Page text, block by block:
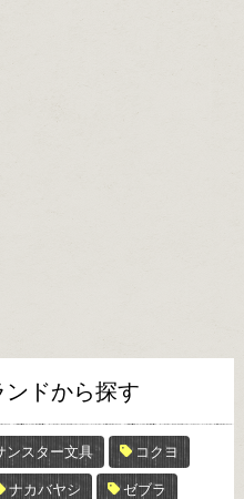
ンドから探す
ンスター文具 コクヨ
ナカバヤシ ゼブラ